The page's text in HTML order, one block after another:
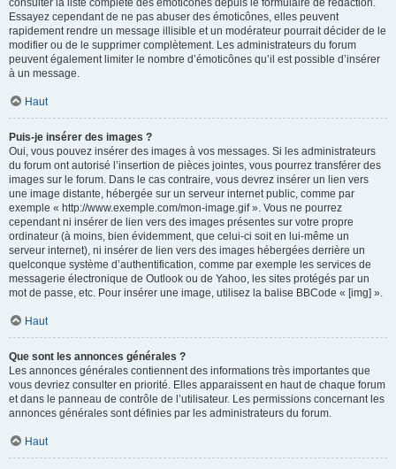
Essayez cependant de ne pas abuser des émoticônes, elles peuvent
rapidement rendre un message illisible et un modérateur pourrait décider de le
modifier ou de le supprimer complètement. Les administrateurs du forum
peuvent également limiter le nombre d’émoticônes qu’il est possible d’insérer
à un message.
Haut
Puis-je insérer des images ?
Oui, vous pouvez insérer des images à vos messages. Si les administrateurs
du forum ont autorisé l’insertion de pièces jointes, vous pourrez transférer des
images sur le forum. Dans le cas contraire, vous devrez insérer un lien vers
une image distante, hébergée sur un serveur internet public, comme par
exemple « http://www.exemple.com/mon-image.gif ». Vous ne pourrez
cependant ni insérer de lien vers des images présentes sur votre propre
ordinateur (à moins, bien évidemment, que celui-ci soit en lui-même un
serveur internet), ni insérer de lien vers des images hébergées derrière un
quelconque système d’authentification, comme par exemple les services de
messagerie électronique de Outlook ou de Yahoo, les sites protégés par un
mot de passe, etc. Pour insérer une image, utilisez la balise BBCode « [img] ».
Haut
Que sont les annonces générales ?
Les annonces générales contiennent des informations très importantes que
vous devriez consulter en priorité. Elles apparaissent en haut de chaque forum
et dans le panneau de contrôle de l’utilisateur. Les permissions concernant les
annonces générales sont définies par les administrateurs du forum.
Haut